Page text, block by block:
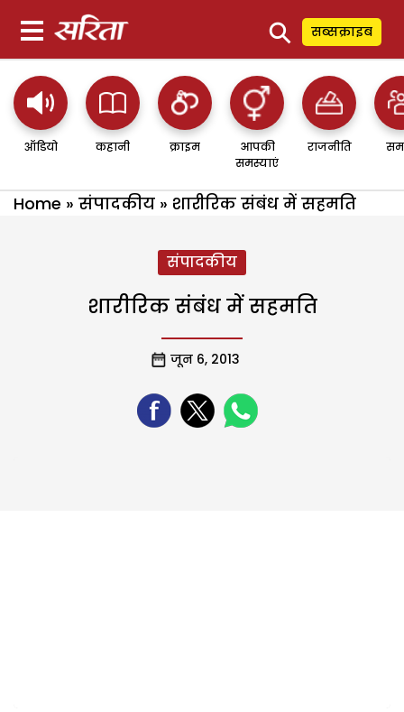
⚲ सब्सक्राइब
ऑडियो कहानी क्राइम
आपकी
समस्याएं
राजनीति
Home » संपादकीय » शारीरिक संबंध में सहमति
संपादकीय
शारीरिक संबंध में सहमति
जून 6, 2013